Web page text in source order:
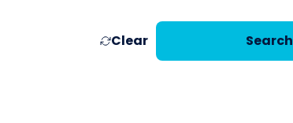
Clear Search